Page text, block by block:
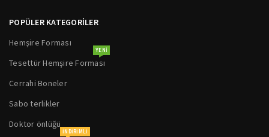
POPÜLER KATEGORİLER
Hemşire Forması
Tesettür Hemşire Forması
YENI
Cerrahi Boneler
Sabo terlikler
Doktor önlüğü
INDIRIMLI